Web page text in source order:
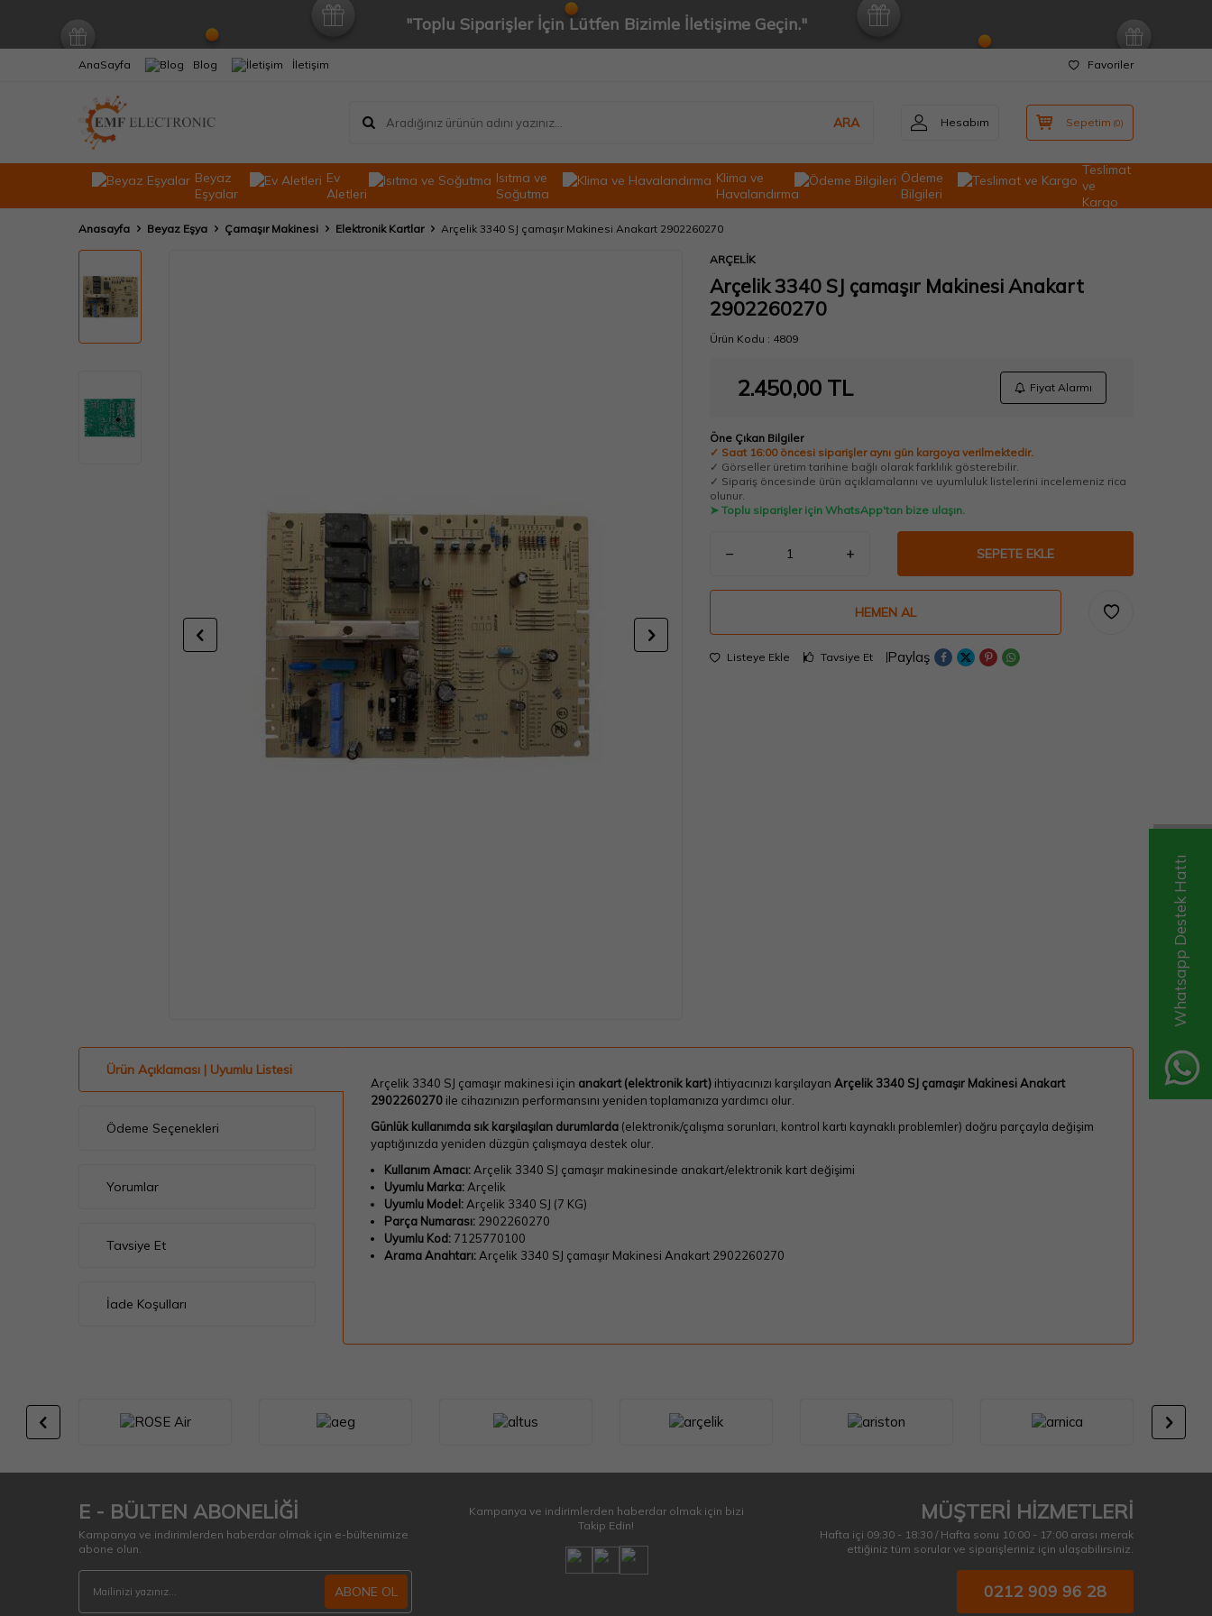
Whatsapp Destek Hattı
"Toplu Siparişler İçin Lütfen Bizimle İletişime Geçin."
AnaSayfa Blog İletişim Favoriler
ARA Hesabım Sepetim (0)
Beyaz
Eşyalar
Ev
Aletleri
Isıtma ve
Soğutma
Klima ve
Havalandırma
Ödeme
Bilgileri
Teslimat
ve
Kargo
Anasayfa Beyaz Eşya Çamaşır Makinesi Elektronik Kartlar Arçelik 3340 SJ çamaşır Makinesi Anakart 2902260270
ARÇELİK
Arçelik 3340 SJ çamaşır Makinesi Anakart
2902260270
Ürün Kodu : 4809
2.450,00 TL Fiyat Alarmı
Öne Çıkan Bilgiler
✓ Saat 16:00 öncesi siparişler aynı gün kargoya verilmektedir.
✓ Görseller üretim tarihine bağlı olarak farklılık gösterebilir.
✓ Sipariş öncesinde ürün açıklamalarını ve uyumluluk listelerini incelemeniz rica
olunur.
➤ Toplu siparişler için WhatsApp'tan bize ulaşın.
SEPETE EKLE
HEMEN AL
Listeye Ekle Tavsiye Et Paylaş
Ürün Açıklaması | Uyumlu Listesi
Ödeme Seçenekleri
Yorumlar
Tavsiye Et
İade Koşulları
Arçelik 3340 SJ çamaşır makinesi için anakart (elektronik kart)ihtiyacınızı karşılayan Arçelik 3340 SJ çamaşır Makinesi Anakart
2902260270ile cihazınızın performansını yeniden toplamanıza yardımcı olur.
Günlük kullanımda sık karşılaşılan durumlarda(elektronik/çalışma sorunları, kontrol kartı kaynaklı problemler) doğru parçayla değişim
yaptığınızda yeniden düzgün çalışmaya destek olur.
Kullanım Amacı:Arçelik 3340 SJ çamaşır makinesinde anakart/elektronik kart değişimi
Uyumlu Marka:Arçelik
Uyumlu Model:Arçelik 3340 SJ (7 KG)
Parça Numarası:2902260270
Uyumlu Kod:7125770100
Arama Anahtarı:Arçelik 3340 SJ çamaşır Makinesi Anakart 2902260270
E - BÜLTEN ABONELİĞİ
Kampanya ve indirimlerden haberdar olmak için e-bültenimize
abone olun.
ABONE OL
Kampanya ve indirimlerden haberdar olmak için bizi
Takip Edin!
MÜŞTERİ HİZMETLERİ
Hafta içi 09:30 - 18:30 / Hafta sonu 10:00 - 17:00 arası merak
ettiğiniz tüm sorular ve siparişleriniz için ulaşabilirsiniz.
0212 909 96 28